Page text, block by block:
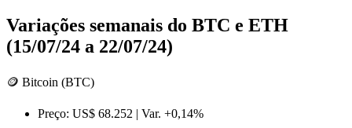
Variações semanais do BTC e ETH
(15/07/24 a 22/07/24)
🪙 Bitcoin (BTC)
Preço: US$ 68.252 | Var. +0,14%